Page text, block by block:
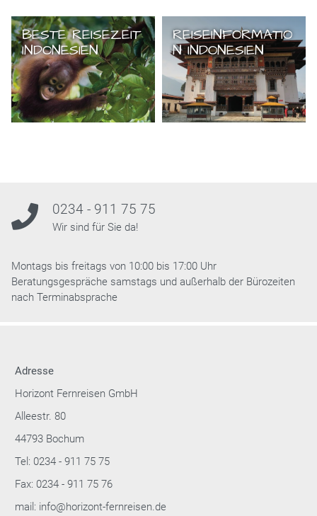
BESTE REISEZEIT
INDONESIEN
REISEINFORMATIO
N INDONESIEN
0234 - 911 75 75
Wir sind für Sie da!
Montags bis freitags von 10:00 bis 17:00 Uhr
Beratungsgespräche samstags und außerhalb der Bürozeiten
nach Terminabsprache
Adresse
Horizont Fernreisen GmbH
Alleestr. 80
44793 Bochum
Tel: 0234 - 911 75 75
Fax: 0234 - 911 75 76
mail: info@horizont-fernreisen.de